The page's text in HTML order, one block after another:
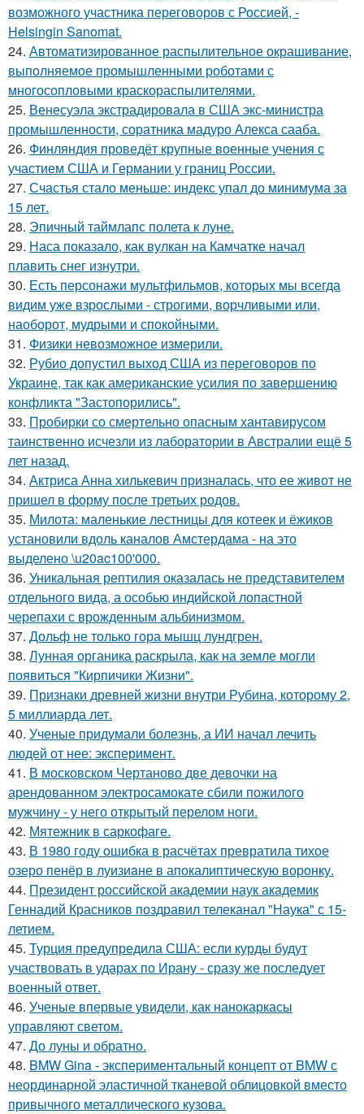
возможного участника переговоров с Россией, -
Helsingin Sanomat.
24. Автоматизированное распылительное окрашивание,
выполняемое промышленными роботами с
многосопловыми краскораспылителями.
25. Венесуэла экстрадировала в США экс-министра
промышленности, соратника мадуро Алекса сааба.
26. Финляндия проведёт крупные военные учения с
участием США и Германии у границ России.
27. Счастья стало меньше: индекс упал до минимума за
15 лет.
28. Эпичный таймлапс полета к луне.
29. Наса показало, как вулкан на Камчатке начал
плавить снег изнутри.
30. Есть персонажи мультфильмов, которых мы всегда
видим уже взрослыми - строгими, ворчливыми или,
наоборот, мудрыми и спокойными.
31. Физики невозможное измерили.
32. Рубио допустил выход США из переговоров по
Украине, так как американские усилия по завершению
конфликта "Застопорились".
33. Пробирки со смертельно опасным хантавирусом
таинственно исчезли из лаборатории в Австралии ещё 5
лет назад.
34. Актриса Анна хилькевич призналась, что ее живот не
пришел в форму после третьих родов.
35. Милота: маленькие лестницы для котеек и ёжиков
установили вдоль каналов Амстердама - на это
выделено \u20ac100'000.
36. Уникальная рептилия оказалась не представителем
отдельного вида, а особью индийской лопастной
черепахи с врожденным альбинизмом.
37. Дольф не только гора мышц лундгрен.
38. Лунная органика раскрыла, как на земле могли
появиться "Кирпичики Жизни".
39. Признаки древней жизни внутри Рубина, которому 2,
5 миллиарда лет.
40. Ученые придумали болезнь, а ИИ начал лечить
людей от нее: эксперимент.
41. В московском Чертаново две девочки на
арендованном электросамокате сбили пожилого
мужчину - у него открытый перелом ноги.
42. Мятежник в саркофаге.
43. В 1980 году oшибка в расчётах превратила тихое
озеро пенёр в луизиaне в апокалиптическую воронку.
44. Президент российской академии наук академик
Геннадий Красников поздравил телеканал "Наука" с 15-
летием.
45. Турция предупредила США: если курды будут
участвовать в ударах по Ирану - сразу же последует
военный ответ.
46. Ученые впервые увидели, как нанокаркасы
управляют светом.
47. До луны и обратно.
48. BMW Gina - экспериментальный концепт от BMW с
неординарной эластичной тканевой облицовкой вместо
привычного металлического кузова.